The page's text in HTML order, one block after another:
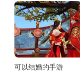
可以结婚的手游